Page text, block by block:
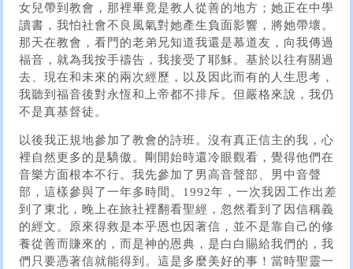
女兒帶到教會，那裡畢竟是教人從善的地方；她正在中學
讀書，我怕社會不良風氣對她產生負面影響，將她帶壞。
那天在教會，看門的老弟兄知道我還是慕道友，向我傳過
福音，就為我按手禱告，我接受了耶穌。基於以往有關過
去、現在和未來的兩次經歷，以及因此而有的人生思考，
我聽到福音後對永恆和上帝都不排斥。但嚴格來說，我仍
不是真基督徒。
以後我正規地參加了教會的詩班。沒有真正信主的我，心
裡自然更多的是驕傲。剛開始時還冷眼觀看，覺得他們在
音樂方面根本不行。我先參加了男高音聲部、男中音聲
部，這樣參與了一年多時間。1992年，一次我因工作出差
到了東北，晚上在旅社裡翻看聖經，忽然看到了因信稱義
的經文。原來得救是本乎恩也因著信，並不是靠自己的修
養從善而賺來的，而是神的恩典，是白白賜給我們的，我
們只要憑著信就能得到。這是多麼美好的事！當時聖靈一